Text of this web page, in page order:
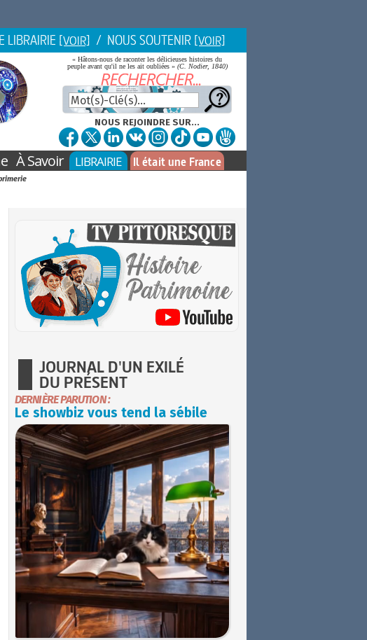
LIBRAIRIE [VOIR] / NOUS SOUTENIR [VOIR]
« Hâtons-nous de raconter les délicieuses histoires du
peuple avant qu'il ne les ait oubliées » (C. Nodier, 1840)
NOUS REJOINDRE SUR...
À Savoir LIBRAIRIE Il était une France
JOURNAL D'UN EXILÉ
DU PRÉSENT
DERNIÈRE PARUTION :
Le showbiz vous tend la sébile